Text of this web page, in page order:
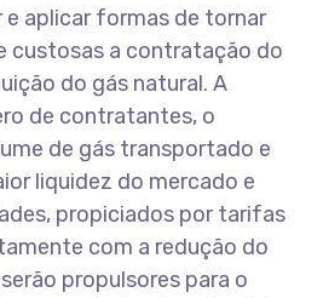
e aplicar formas de tornar
custosas a contratação do
do gás natural. A
de contratantes, o
de gás transportado e
liquidez do mercado e
propiciados por tarifas
com a redução do
propulsores para o